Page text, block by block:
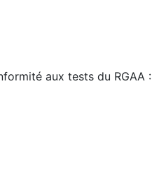
aux tests du RGAA :